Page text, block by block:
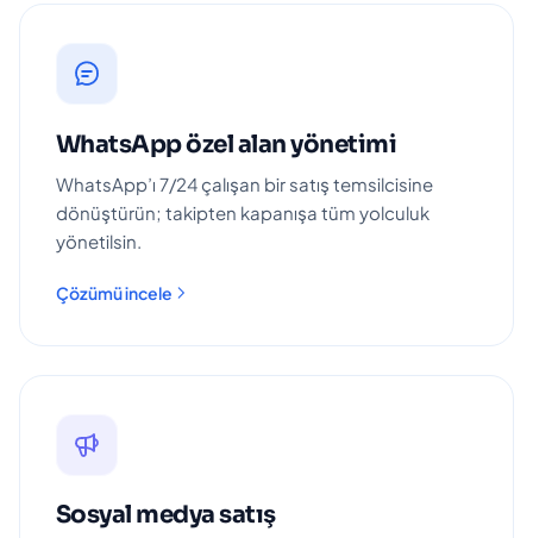
WhatsApp özel alan yönetimi
WhatsApp’ı 7/24 çalışan bir satış temsilcisine
dönüştürün; takipten kapanışa tüm yolculuk
yönetilsin.
Çözümü incele
Sosyal medya satış